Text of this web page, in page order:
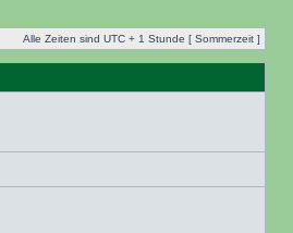
Alle Zeiten sind UTC + 1 Stunde [ Sommerzeit ]